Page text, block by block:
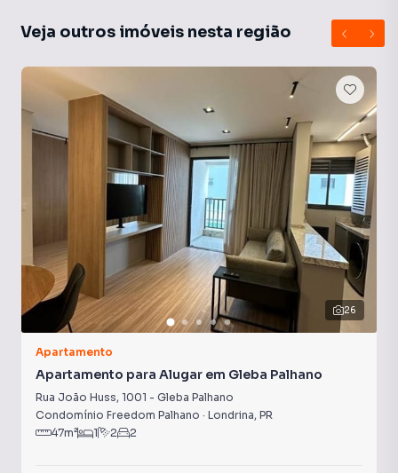
Quadra Poliesportiva
Portaria 24h
Sala de Academia
Veja outros imóveis nesta região
26
Apartamento
Apartamento para Alugar em Gleba Palhano
Rua João Huss, 1001 - Gleba Palhano
Condomínio Freedom Palhano · Londrina, PR
47m² 1 2 2